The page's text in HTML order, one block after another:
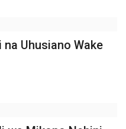
Uhusiano Wake